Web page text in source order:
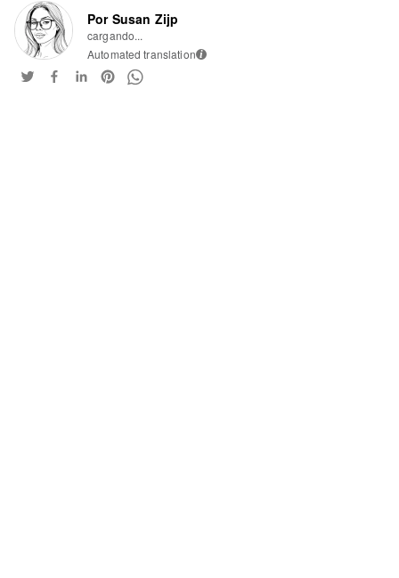
Por Susan Zijp
cargando...
Automated translation i